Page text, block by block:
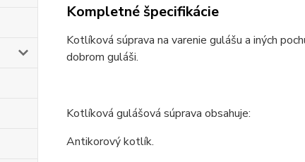
Kompletné špecifikácie
Kotlíková súprava na varenie gulášu a iných
dobrom guláši.
Kotlíková gulášová súprava obsahuje:
Antikorový kotlík.